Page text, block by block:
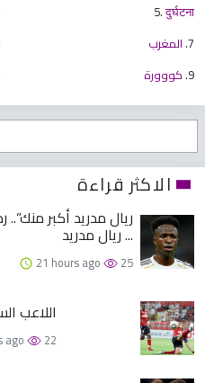
5.दुर्घटना
7. المغرب
9. كووورة
الاكثر قراءة
ريال مدريد ...
21 hours ago 25
«اللاعب
ago 22